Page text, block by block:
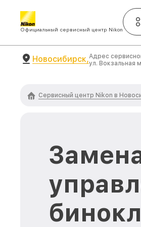
Официальный сервисный центр Nikon
Новосибирск,Адрес
ул. Вокзальная
Сервисный центр Nikon в